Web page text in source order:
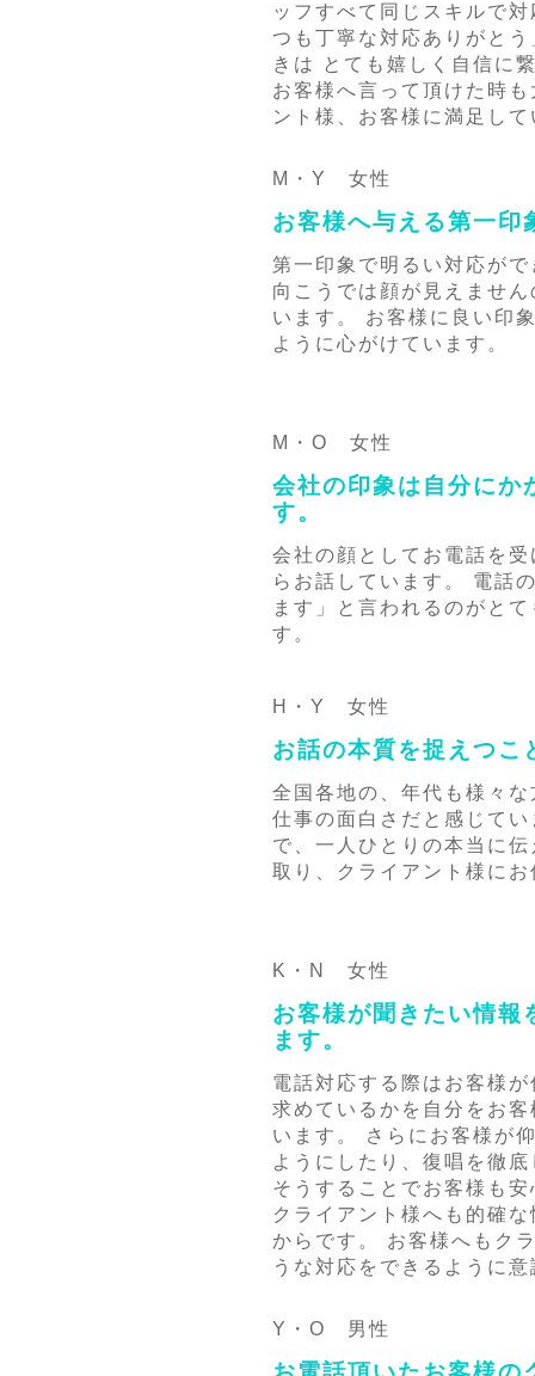
ッフすべて同じスキルで
つも丁寧な対応ありがと
きは とても嬉しく自信に
お客様へ言って頂けた時
ント様、お客様に満足し
M・Y 女性
お客様へ与える第一印
第一印象で明るい対応が
向こうでは顔が見えませ
います。 お客様に良い印
ように心がけています。
M・O 女性
会社の印象は自分にか
す。
会社の顔としてお電話を
らお話しています。 電話
ます」と言われるのがと
す。
H・Y 女性
お話の本質を捉えつこ
全国各地の、年代も様々
仕事の面白さだと感じて
で、一人ひとりの本当に
取り、クライアント様に
K・N 女性
お客様が聞きたい情報
ます。
電話対応する際はお客様
求めているかを自分をお
います。 さらにお客様が
ようにしたり、復唱を徹
そうすることでお客様も
クライアント様へも的確
からです。 お客様へもク
うな対応をできるように
Y・O 男性